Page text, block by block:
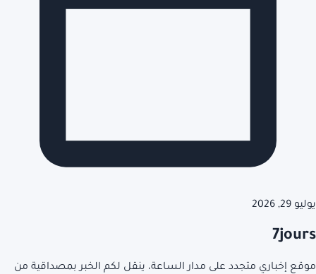
يوليو 29, 2026
7jours
موقع إخباري متجدد على مدار الساعة، ينقل لكم الخبر بمصداقية من